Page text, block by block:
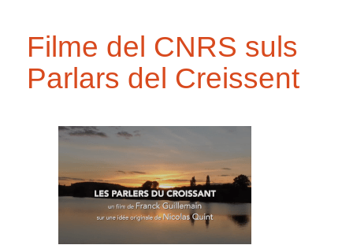
Filme del CNRS suls
Parlars del Creissent